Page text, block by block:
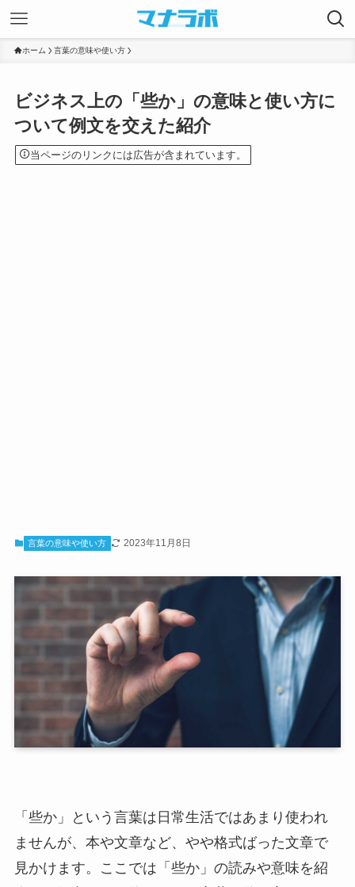
ホーム 言葉の意味や使い方
ビジネス上の「些か」の意味と使い方に
ついて例文を交えた紹介
当ページのリンクには広告が含まれています。
言葉の意味や使い方 2023年11月8日
「些か」という言葉は日常生活ではあまり使われ
ませんが、本や文章など、やや格式ばった文章で
見かけます。ここでは「些か」の読みや意味を紹